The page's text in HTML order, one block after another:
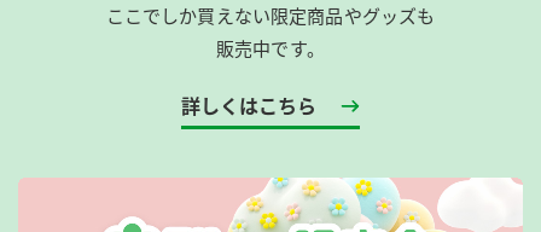
ここでしか買えない限定商品やグッズも
販売中です。
詳しくはこちら